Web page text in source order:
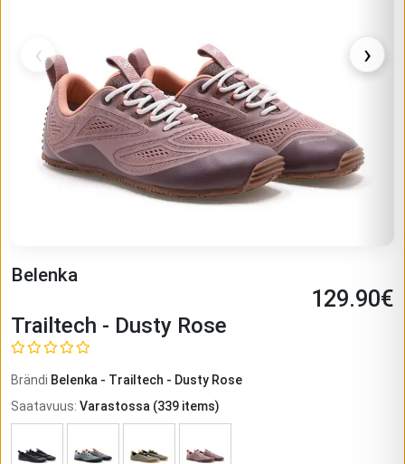
‹ ›
Belenka
129.90€
Trailtech - Dusty Rose
Brändi Belenka - Trailtech - Dusty Rose
Saatavuus: Varastossa (339 items)